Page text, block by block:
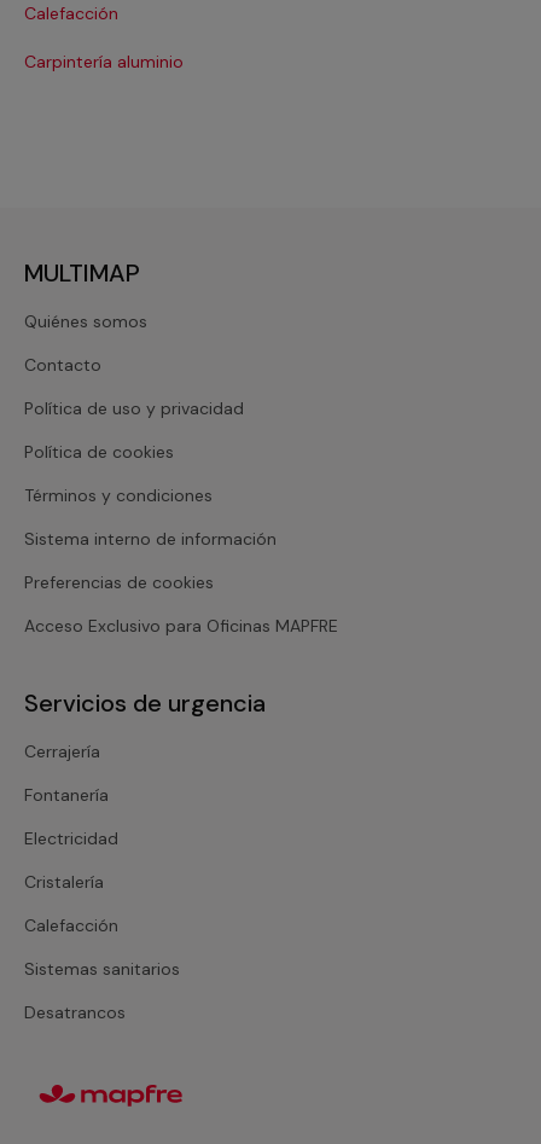
Calefacción
Carpintería aluminio
MULTIMAP
Quiénes somos
Contacto
Política de uso y privacidad
Política de cookies
Términos y condiciones
Sistema interno de información
Preferencias de cookies
Acceso Exclusivo para Oficinas MAPFRE
Servicios de urgencia
Cerrajería
Fontanería
Electricidad
Cristalería
Calefacción
Sistemas sanitarios
Desatrancos